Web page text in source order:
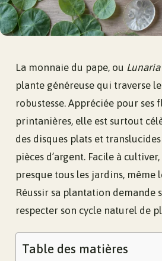
La monnaie du pape, ou
plante généreuse qui traverse
robustesse. Appréciée pour ses
printanières, elle est surtout
des disques plats et
pièces d’argent. Facile à cultiver,
presque tous les jardins, même
Réussir sa plantation demande
respecter son cycle naturel de
Table des matières